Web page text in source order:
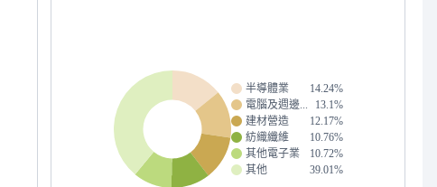
半導體業
14.24%
電腦及週邊...
13.1%
建材營造
12.17%
紡織纖維
10.76%
其他電子業
10.72%
其他
39.01%